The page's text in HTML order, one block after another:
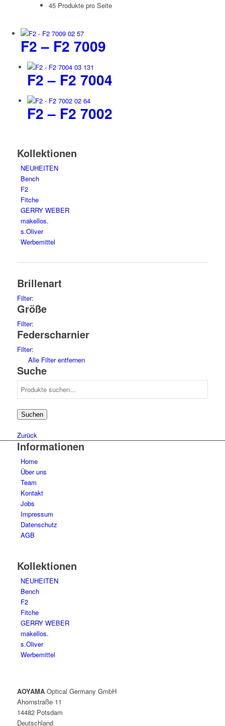
45 Produkte pro Seite
F2 – F2 7009
F2 – F2 7004
F2 – F2 7002
Kollektionen
NEUHEITEN
Bench
F2
Fitche
GERRY WEBER
makellos.
s.Oliver
Werbemittel
Brillenart
Filter:
sunglasses
Größe
Filter:
661
701
74
641
691
511
541
571
59
601
61
621
Federscharnier
Filter:
no15
Alle Filter entfernen
Suche
Suchen
Zurück
Informationen
Home
Über uns
Team
Kontakt
Jobs
Impressum
Datenschutz
AGB
Kollektionen
NEUHEITEN
Bench
F2
Fitche
GERRY WEBER
makellos.
s.Oliver
Werbemittel
AOYAMAOptical Germany GmbH
Ahornstraße 11
14482 Potsdam
Deutschland